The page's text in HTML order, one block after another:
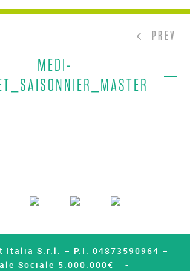
PREV
MEDI-
Italia S.r.l. – P.I. 04873590964 –
Sociale 5.000.000€